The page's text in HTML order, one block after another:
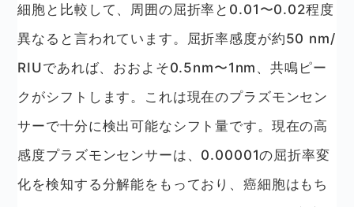
細胞と比較して、周囲の屈折率と0.01〜0.02程度
異なると言われています。屈折率感度が約50 nm/
RIUであれば、おおよそ0.5nm〜1nm、共鳴ピー
クがシフトします。これは現在のプラズモンセン
サーで十分に検出可能なシフト量です。現在の高
感度プラズモンセンサーは、0.00001の屈折率変
化を検知する分解能をもっており、癌細胞はもち